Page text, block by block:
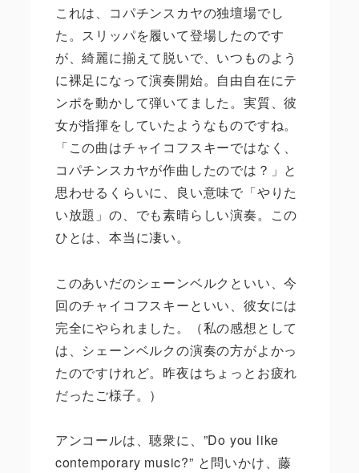
これは、コパチンスカヤの独壇場でし
た。スリッパを履いて登場したのです
が、綺麗に揃えて脱いで、いつものよう
に裸足になって演奏開始。自由自在にテ
ンポを動かして弾いてました。実質、彼
女が指揮をしていたようなものですね。
「この曲はチャイコフスキーではなく、
コパチンスカヤが作曲したのでは？」と
思わせるくらいに、良い意味で「やりた
い放題」の、でも素晴らしい演奏。この
ひとは、本当に凄い。
このあいだのシェーンベルクといい、今
回のチャイコフスキーといい、彼女には
完全にやられました。（私の感想として
は、シェーンベルクの演奏の方がよかっ
たのですけれど。昨夜はちょっとお疲れ
だったご様子。）
アンコールは、聴衆に、”Do you like
contemporary music?” と問いかけ、藤